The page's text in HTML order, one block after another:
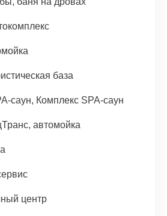
база
саун, Комплекс SPA-саун
автомойка
центр